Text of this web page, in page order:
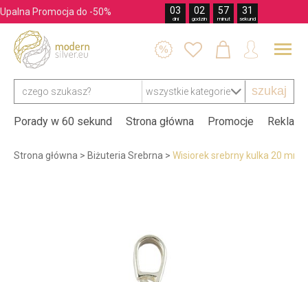
Upalna Promocja do -50% 03
dni
02
godzin
57
minut
30
sekund
szukaj
   
Porady w 60 sekund Strona główna Promocje
Strona główna > Biżuteria Srebrna > Wisiorek srebrny kulka 20 mm